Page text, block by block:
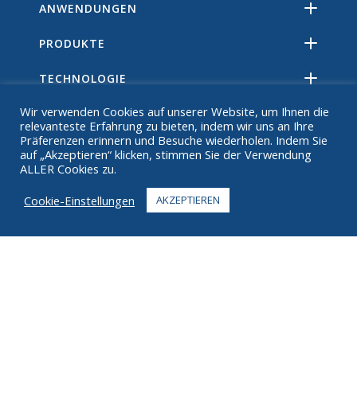
ANWENDUNGEN
PRODUKTE
TECHNOLOGIE
RESSOURCEN
ÜBER
Wir verwenden Cookies auf unserer Website, um Ihnen die
relevanteste Erfahrung zu bieten, indem wir uns an Ihre
Präferenzen erinnern und Besuche wiederholen. Indem Sie
auf „Akzeptieren“ klicken, stimmen Sie der Verwendung
ALLER Cookies zu.
Cookie-Einstellungen
AKZEPTIEREN